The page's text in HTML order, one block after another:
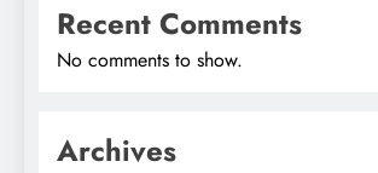
Recent Comments
No comments to show.
Archives